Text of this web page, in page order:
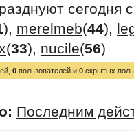
сегодня
), merelmeb(44),
(33), nucile(56)
0 пользователей и 0 скрытых
Последним